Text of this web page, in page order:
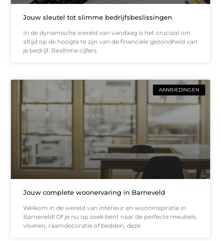
Jouw sleutel tot slimme bedrijfsbeslissingen
In de dynamische wereld van vandaag is het cruciaal om
altijd op de hoogte te zijn van de financiële gezondheid van
je bedrijf. Realtime cijfers
AANBIEDINGEN
Jouw complete woonervaring in Barneveld
Welkom in de wereld van interieur en wooninspiratie in
Barneveld! Of je nu op zoek bent naar de perfecte meubels,
vloeren, raamdecoratie of bedden, deze